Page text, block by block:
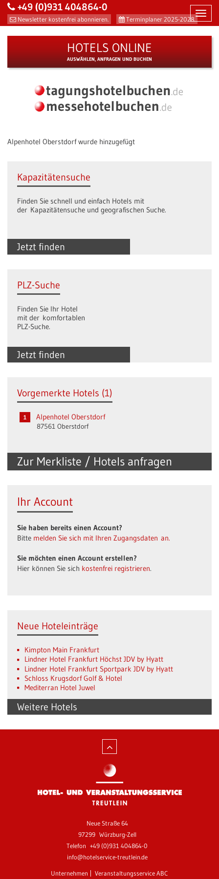
Newsletter kostenfrei abonnieren. Terminplaner 2025-2028.
+49 (0)931 404864-0
HOTELS ONLINE
AUSWÄHLEN, ANFRAGEN UND BUCHEN
Alpenhotel Oberstdorf wurde hinzugefügt
Jetzt finden
Kapazitätensuche
Finden Sie schnell und einfach Hotels mit
der Kapazitätensuche und geografischen Suche.
Jetzt finden
PLZ-Suche
Finden Sie Ihr Hotel
mit der komfortablen
PLZ-Suche.
Zur Merkliste / Hotels anfragen
Vorgemerkte Hotels (1)
Alpenhotel Oberstdorf
87561 Oberstdorf
Ihr Account
Sie haben bereits einen Account?
Bitte melden Sie sich mit Ihren Zugangsdaten an.
Sie möchten einen Account erstellen?
Hier können Sie sich kostenfrei registrieren.
Weitere Hotels
Neue Hoteleinträge
Kimpton Main Frankfurt
Lindner Hotel Frankfurt Höchst JDV by Hyatt
Lindner Hotel Frankfurt Sportpark JDV by Hyatt
Schloss Krugsdorf Golf & Hotel
Mediterran Hotel Juwel
Neue Straße 64
97299 Würzburg-Zell
Telefon +49 (0)931 404864-0
info@hotelservice-treutlein.de
Unternehmen Veranstaltungsservice ABC